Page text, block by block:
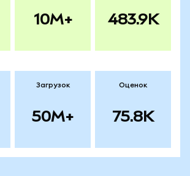
10M+ 483.9K
Загрузок
50M+
Оценок
75.8K